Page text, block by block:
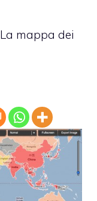
La mappa dei